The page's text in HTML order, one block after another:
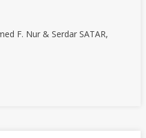
F. Nur & Serdar SATAR,